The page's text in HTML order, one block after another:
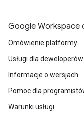
Google Workspace
Omówienie platformy
Usługi dla deweloperów
Informacje o wersjach
Pomoc dla
Warunki usługi